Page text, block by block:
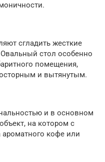
сгладить жесткие
стол особенно
помещения,
и вытянутым.
и в основном
на котором с
ароматного кофе или